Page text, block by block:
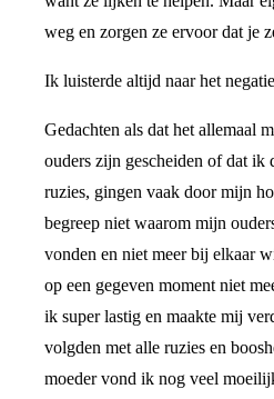
weg en zorgen ze ervoor dat je
Ik luisterde altijd naar het
Gedachten als dat het allemaal
ouders zijn gescheiden of dat ik
ruzies, gingen vaak door mijn
begreep niet waarom mijn
vonden en niet meer bij elkaar
op een gegeven moment niet
ik super lastig en maakte mij
volgden met alle ruzies en
moeder vond ik nog veel